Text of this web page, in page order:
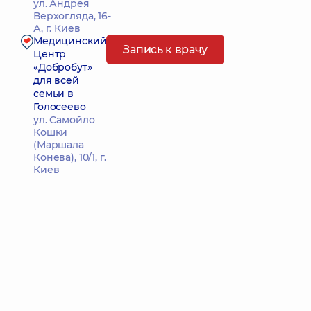
ул. Андрея
Верхогляда, 16-
А, г. Киев
Медицинский
Центр
«Добробут»
для всей
семьи в
Голосеево
ул. Самойло
Кошки
(Маршала
Конева), 10/1, г.
Киев
Запись к врачу